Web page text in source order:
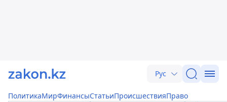
Рус
ПолитикаМирФинансыСтатьиПроисшествияПраво